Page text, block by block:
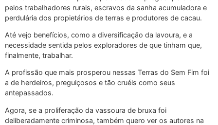
pelos trabalhadores rurais, escravos da sanha acumuladora e
perdulária dos propietários de terras e produtores de cacau.
Até vejo benefícios, como a diversificação da lavoura, e a
necessidade sentida pelos exploradores de que tinham que,
finalmente, trabalhar.
A profissão que mais prosperou nessas Terras do Sem Fim foi
a de herdeiros, preguiçosos e tão cruéis como seus
antepassados.
Agora, se a proliferação da vassoura de bruxa foi
deliberadamente criminosa, também quero ver os autores na